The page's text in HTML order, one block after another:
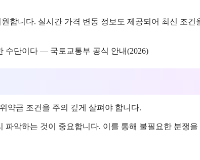
합니다. 실시간 가격 변동 정보도 제공되어 최신 조건
수단이다 — 국토교통부 공식 안내(2026)
약금 조건을 주의 깊게 살펴야 합니다.
파악하는 것이 중요합니다. 이를 통해 불필요한 분쟁을